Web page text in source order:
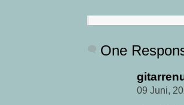
One
09 Juni,